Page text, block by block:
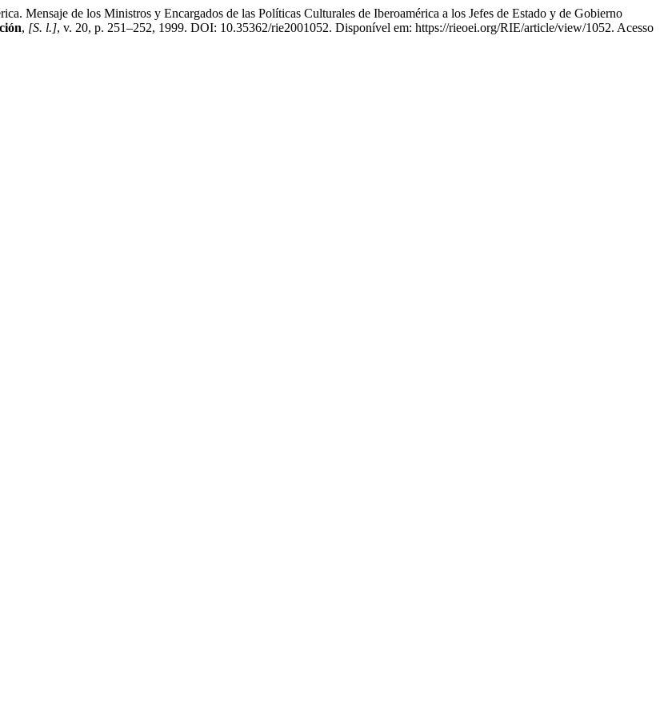
Mensaje de los Ministros y Encargados de las Políticas Culturales de Iberoamérica a los Jefes de Estado y de Gobierno
, [S. l.], v. 20, p. 251–252, 1999. DOI: 10.35362/rie2001052. Disponível em: https://rieoei.org/RIE/article/view/1052. Acesso